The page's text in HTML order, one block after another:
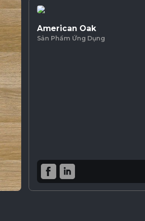
American Oak
Sản Phẩm Ứng Dụng